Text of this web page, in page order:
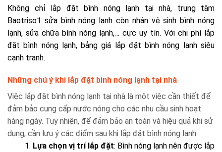
Không chỉ lắp đặt bình nóng lạnh tại nhà, trung tâm
Baotriso1 sửa bình nóng lạnh còn nhận vệ sinh bình nóng
lạnh, sửa chữa bình nóng lạnh,… cực uy tín. Với chi phí lắp
đặt bình nóng lạnh, bảng giá lắp đặt bình nóng lạnh siêu
cạnh tranh.
Những chú ý khi lắp đặt bình nóng lạnh tại nhà
Việc lắp đặt bình nóng lạnh tại nhà là một việc cần thiết để
đảm bảo cung cấp nước nóng cho các nhu cầu sinh hoạt
hàng ngày. Tuy nhiên, để đảm bảo an toàn và hiệu quả khi sử
dụng, cần lưu ý các điểm sau khi lắp đặt bình nóng lạnh:
Lựa chọn vị trí lắp đặt: Bình nóng lạnh nên được lắp